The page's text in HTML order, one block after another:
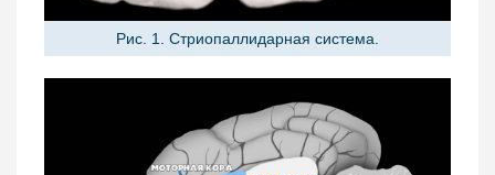
Рис. 1. Стриопаллидарная система.